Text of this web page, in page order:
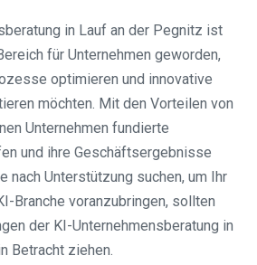
in Lauf an der Pegnitz ist
für Unternehmen geworden,
optimieren und innovative
möchten. Mit den Vorteilen von
Unternehmen fundierte
und ihre Geschäftsergebnisse
nach Unterstützung suchen, um Ihr
Branche voranzubringen, sollten
der KI-Unternehmensberatung in
Betracht ziehen.